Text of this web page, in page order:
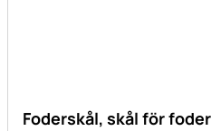
Foderskål, skål för